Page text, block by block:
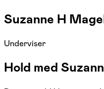
Suzanne H
Underviser
Hold med